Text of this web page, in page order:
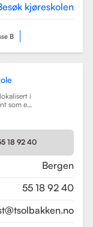
kjøreskolen
B
i
som en
av
B
og A2 for
og B96
18 92 40
Bergen
55 18 92 40